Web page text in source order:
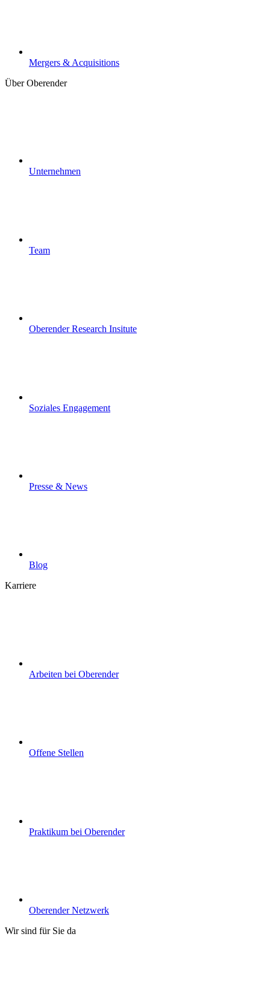
Mergers & Acquisitions
Über Oberender
Unternehmen
Team
Oberender Research Insitute
Soziales Engagement
Presse & News
Blog
Karriere
Arbeiten bei Oberender
Offene Stellen
Praktikum bei Oberender
Oberender Netzwerk
Wir sind für Sie da